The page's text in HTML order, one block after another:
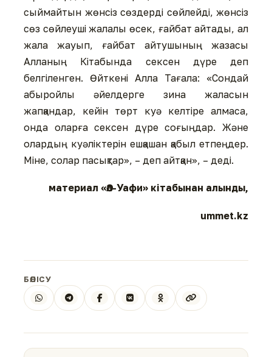
сыймайтын жөнсіз сөздерді сөйлейді, жөнсіз
сөз сөйлеуші жалалы өсек, ғайбат айтады, ал
жала жауып, ғайбат айтушының жазасы
Алланың Кітабында сексен дүре деп
белгіленген. Өйткені Алла Тағала: «Сондай
абыройлы әйелдерге зина жаласын
жапқандар, кейін төрт куә келтіре алмаса,
онда оларға сексен дүре соғыңдар. Және
олардың куәліктерін ешқашан қабыл етпеңдер.
Міне, солар пасықтар», – деп айтқан», – деді.
материал «Әл-Уафи» кітабынан алынды,
ummet.kz
БӨЛІСУ